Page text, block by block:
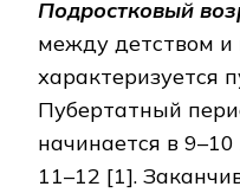
Подростковый
между детством и
ха­рак­те­ри­зу­ет­ся
Пубертатный
начинается в
11–12 [1].